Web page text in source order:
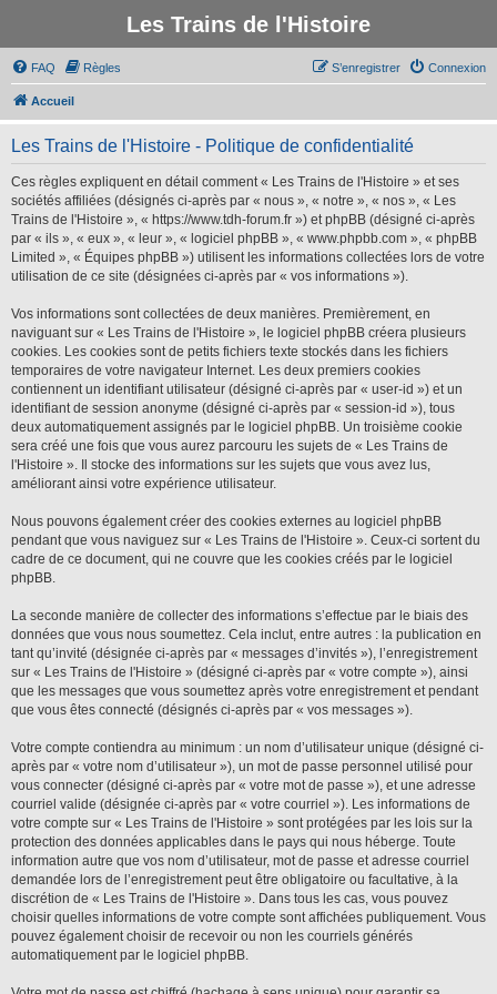
Les Trains de l'Histoire
FAQ Règles Connexion
S’enregistrer
Accueil
Les Trains de l'Histoire - Politique de confidentialité
Ces règles expliquent en détail comment « Les Trains de l'Histoire » et ses
sociétés affiliées (désignés ci-après par « nous », « notre », « nos », « Les
Trains de l'Histoire », « https://www.tdh-forum.fr ») et phpBB (désigné ci-après
par « ils », « eux », « leur », « logiciel phpBB », « www.phpbb.com », « phpBB
Limited », « Équipes phpBB ») utilisent les informations collectées lors de votre
utilisation de ce site (désignées ci-après par « vos informations »).
Vos informations sont collectées de deux manières. Premièrement, en
naviguant sur « Les Trains de l'Histoire », le logiciel phpBB créera plusieurs
cookies. Les cookies sont de petits fichiers texte stockés dans les fichiers
temporaires de votre navigateur Internet. Les deux premiers cookies
contiennent un identifiant utilisateur (désigné ci-après par « user-id ») et un
identifiant de session anonyme (désigné ci-après par « session-id »), tous
deux automatiquement assignés par le logiciel phpBB. Un troisième cookie
sera créé une fois que vous aurez parcouru les sujets de « Les Trains de
l'Histoire ». Il stocke des informations sur les sujets que vous avez lus,
améliorant ainsi votre expérience utilisateur.
Nous pouvons également créer des cookies externes au logiciel phpBB
pendant que vous naviguez sur « Les Trains de l'Histoire ». Ceux-ci sortent du
cadre de ce document, qui ne couvre que les cookies créés par le logiciel
phpBB.
La seconde manière de collecter des informations s’effectue par le biais des
données que vous nous soumettez. Cela inclut, entre autres : la publication en
tant qu’invité (désignée ci-après par « messages d’invités »), l’enregistrement
sur « Les Trains de l'Histoire » (désigné ci-après par « votre compte »), ainsi
que les messages que vous soumettez après votre enregistrement et pendant
que vous êtes connecté (désignés ci-après par « vos messages »).
Votre compte contiendra au minimum : un nom d’utilisateur unique (désigné ci-
après par « votre nom d’utilisateur »), un mot de passe personnel utilisé pour
vous connecter (désigné ci-après par « votre mot de passe »), et une adresse
courriel valide (désignée ci-après par « votre courriel »). Les informations de
votre compte sur « Les Trains de l'Histoire » sont protégées par les lois sur la
protection des données applicables dans le pays qui nous héberge. Toute
information autre que vos nom d’utilisateur, mot de passe et adresse courriel
demandée lors de l’enregistrement peut être obligatoire ou facultative, à la
discrétion de « Les Trains de l'Histoire ». Dans tous les cas, vous pouvez
choisir quelles informations de votre compte sont affichées publiquement. Vous
pouvez également choisir de recevoir ou non les courriels générés
automatiquement par le logiciel phpBB.